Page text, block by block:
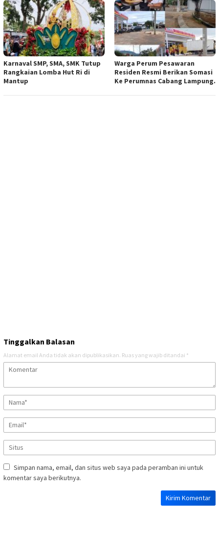
Karnaval SMP, SMA, SMK Tutup
Rangkaian Lomba Hut Ri di
Mantup
Warga Perum Pesawaran
Residen Resmi Berikan Somasi
Ke Perumnas Cabang Lampung.
Tinggalkan Balasan
Alamat email Anda tidak akan dipublikasikan. Ruas yang wajib ditandai *
Simpan nama, email, dan situs web saya pada peramban ini untuk
komentar saya berikutnya.